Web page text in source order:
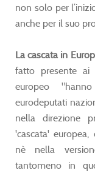
non solo per
anche per il suo
La cascata in
fatto presente ai
europeo
eurodeputati
nella direzione
'cascata'
nè nella
tantomeno in